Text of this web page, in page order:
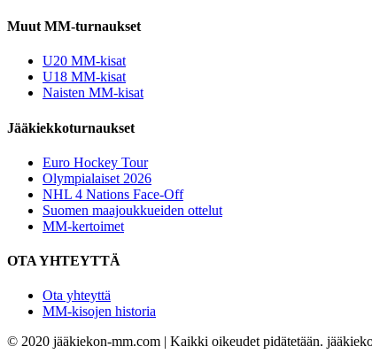
Muut MM-turnaukset
U20 MM-kisat
U18 MM-kisat
Naisten MM-kisat
Jääkiekkoturnaukset
Euro Hockey Tour
Olympialaiset 2026
NHL 4 Nations Face-Off
Suomen maajoukkueiden ottelut
MM-kertoimet
OTA YHTEYTTÄ
Ota yhteyttä
MM-kisojen historia
© 2020 jääkiekon-mm.com | Kaikki oikeudet pidätetään.